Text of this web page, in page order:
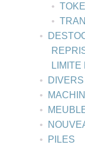
DIVERS
PILES